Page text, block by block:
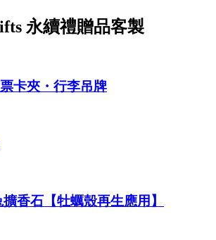
永續禮贈品客製
卡夾・行李吊牌
香石【牡蠣殼再生應用】